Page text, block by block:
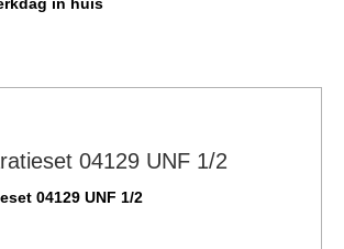
in huis
04129 UNF 1/2
04129 UNF 1/2